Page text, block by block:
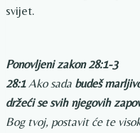
svijet.
Ponovljeni zakon 28:1-3
28:1Ako sada budeš
držeći se svih njegovih
Bog tvoj, postavit će te